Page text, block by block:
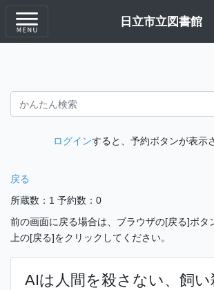
日立市立図書館
ログインすると、予約ボタンが表示
戻る
所蔵数：1 予約数：0
前の画面に戻る場合は、ブラウザの[戻る]ボタ
上の[戻る]をクリックしてください。
AIは人間を殺さない、飼い